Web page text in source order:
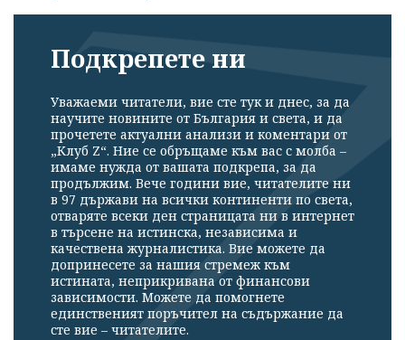
Подкрепете ни
Уважаеми читатели, вие сте тук и днес, за да
научите новините от България и света, и да
прочетете актуални анализи и коментари от
„Клуб Z“. Ние се обръщаме към вас с молба –
имаме нужда от вашата подкрепа, за да
продължим. Вече години вие, читателите ни
в 97 държави на всички континенти по света,
отваряте всеки ден страницата ни в интернет
в търсене на истинска, независима и
качествена журналистика. Вие можете да
допринесете за нашия стремеж към
истината, неприкривана от финансови
зависимости. Можете да помогнете
единственият поръчител на съдържание да
сте вие – читателите.